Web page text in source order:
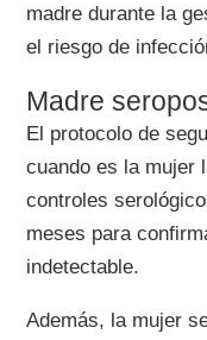
madre durante la
el riesgo de
Madre
El protocolo de
cuando es la mujer
controles
meses para
indetectable.
Además, la mujer